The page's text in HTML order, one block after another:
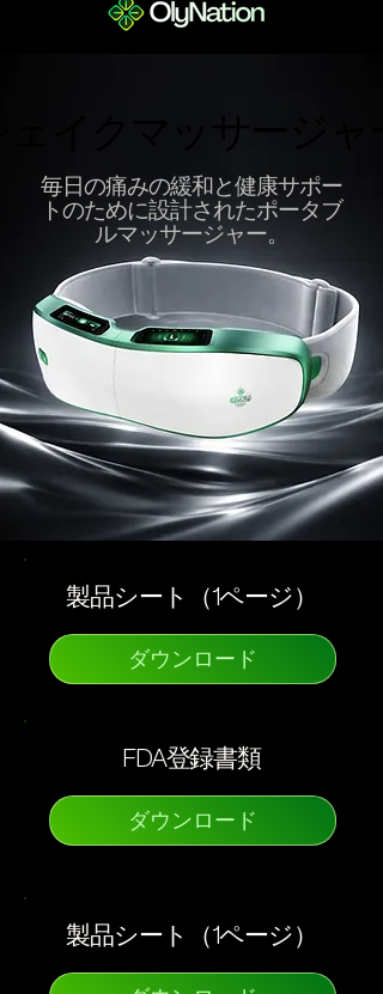
毎日の痛みの緩和と健康サポー
トのために設計されたポータブ
ルマッサージャー。
製品シート（1ページ）
ダウンロード
FDA登録書類
ダウンロード
製品シート（1ページ）